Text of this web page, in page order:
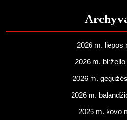
2026 m. liepos
2026 m. birželio
2026 m.
2026 m.
2026 m. kovo